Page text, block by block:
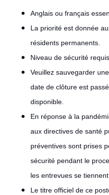
Anglais ou français
La priorité est donnée
résidents permanents.
Niveau de sécurité
Veuillez sauvegarder
date de clôture est
disponible.
En réponse à la
aux directives de santé
préventives sont prises
sécurité pendant le
les entrevues se
Le titre officiel de ce